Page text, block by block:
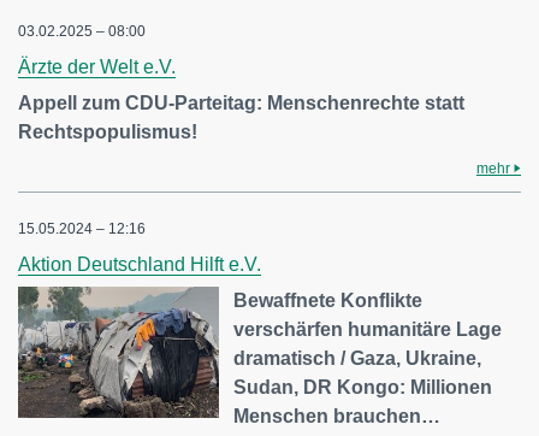
03.02.2025 – 08:00
Ärzte der Welt e.V.
Appell zum CDU-Parteitag: Menschenrechte statt
Rechtspopulismus!
mehr
15.05.2024 – 12:16
Aktion Deutschland Hilft e.V.
Bewaffnete Konflikte
verschärfen humanitäre Lage
dramatisch / Gaza, Ukraine,
Sudan, DR Kongo: Millionen
Menschen brauchen…